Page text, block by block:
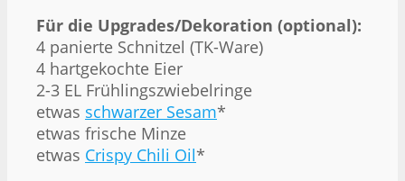
Für die Upgrades/Dekoration (optional):
4 panierte Schnitzel (TK-Ware)
4 hartgekochte Eier
2-3 EL Frühlingszwiebelringe
etwas schwarzer Sesam*
etwas frische Minze
etwas Crispy Chili Oil*